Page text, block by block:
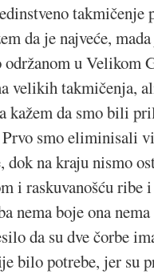
takmičenje
da je najveće,
održanom u Velikom
velikih takmičenja,
kažem da smo bili
smo eliminisali
na kraju nismo
i raskuvanošću ribe
nema boje ona
da su dve čorbe
bilo potrebe, jer su